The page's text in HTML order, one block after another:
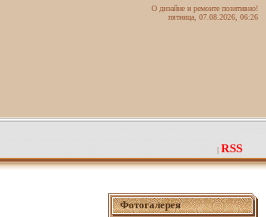
О дизайне и ремонте позитивно!
пятница, 07.08.2026, 06:26
| RSS
Фотогалерея